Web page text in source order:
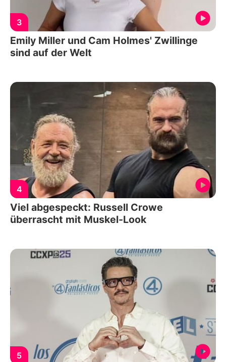
3
Emily Miller und Cam Holmes' Zwillinge
sind auf der Welt
4
Viel abgespeckt: Russell Crowe
überrascht mit Muskel-Look
5